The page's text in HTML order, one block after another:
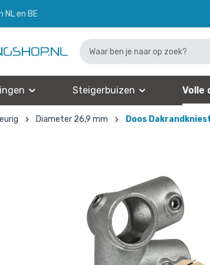
NL en BE
Steigerbuizen Volle
Diameter 26,9 mm Doos